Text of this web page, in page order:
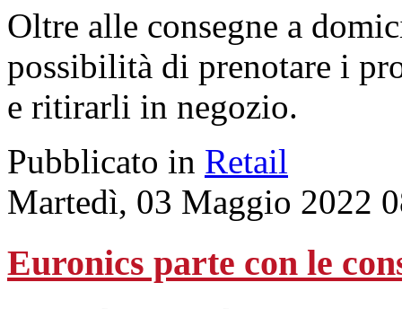
Oltre alle consegne a
possibilità di prenotare i
e ritirarli in negozio.
Pubblicato in Retail
Martedì, 03 Maggio 2022
Euronics parte con le